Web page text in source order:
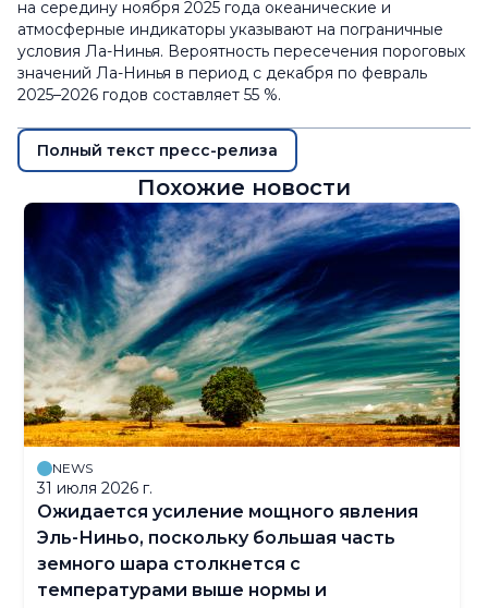
на середину ноября 2025 года океанические и
атмосферные индикаторы указывают на пограничные
условия Ла-Нинья. Вероятность пересечения пороговых
значений Ла-Нинья в период с декабря по февраль
2025–2026 годов составляет 55 %.
Полный текст пресс-релиза
Похожие новости
NEWS
31 июля 2026 г.
Ожидается усиление мощного явления
Эль-Ниньо, поскольку большая часть
земного шара столкнется с
температурами выше нормы и